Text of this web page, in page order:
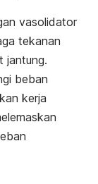
vasolidator
tekanan
jantung.
beban
kerja